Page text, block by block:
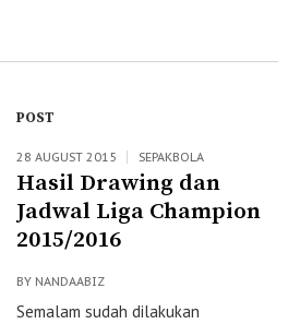
POST
28 AUGUST 2015 SEPAKBOLA
Hasil Drawing dan
Jadwal Liga Champion
2015/2016
BY NANDAABIZ
Semalam sudah dilakukan